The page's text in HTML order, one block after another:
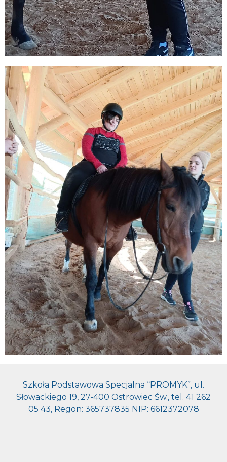
Szkoła Podstawowa Specjalna “PROMYK”, ul.
Słowackiego 19, 27-400 Ostrowiec Św., tel. 41 262
05 43, Regon: 365737835 NIP: 6612372078